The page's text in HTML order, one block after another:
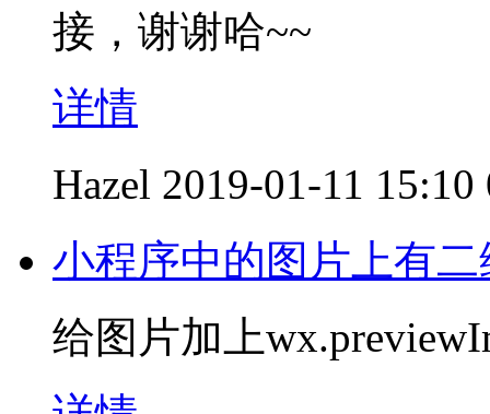
接，谢谢哈~~
详情
Hazel 2019-01-11 15:10
小程序中的图片上有
给图片加上